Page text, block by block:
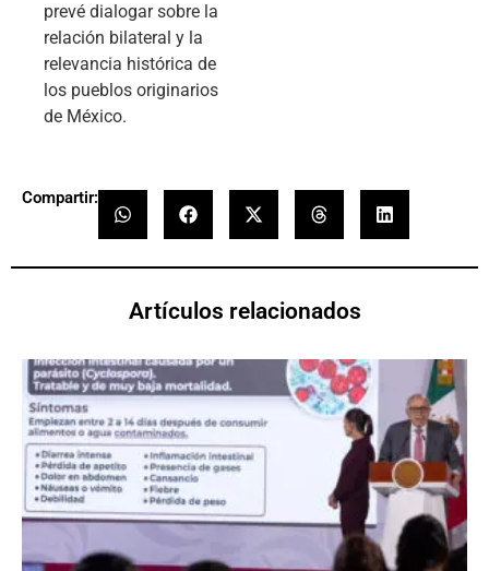
prevé dialogar sobre la
relación bilateral y la
relevancia histórica de
los pueblos originarios
de México.
Compartir:
Artículos relacionados